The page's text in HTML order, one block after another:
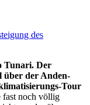
Tunari. Der
über der Anden-
Tour
fast noch völlig